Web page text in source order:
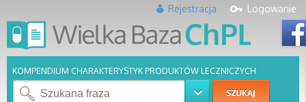
Logowanie
Rejestracja
KOMPENDIUM CHARAKTERYSTYK PRODUKTÓW LECZNICZYCH